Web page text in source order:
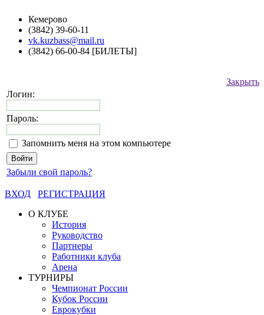
Кемерово
(3842) 39-60-11
vk.kuzbass@mail.ru
(3842) 66-00-84 [БИЛЕТЫ]
Закрыть
Логин:
Пароль:
Запомнить меня на этом компьютере
Забыли свой пароль?
ВХОД
РЕГИСТРАЦИЯ
О КЛУБЕ
История
Руководство
Партнеры
Работники клуба
Арена
ТУРНИРЫ
Чемпионат России
Кубок России
Еврокубки